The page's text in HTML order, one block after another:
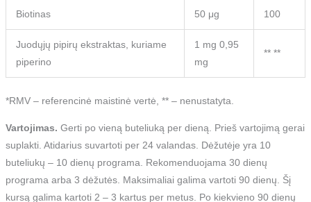
Biotinas 50 μg 100
Juodųjų pipirų ekstraktas, kuriame
piperino
1 mg 0,95
mg
** **
*RMV – referencinė maistinė vertė, ** – nenustatyta.
Vartojimas. Gerti po vieną buteliuką per dieną. Prieš vartojimą gerai
suplakti. Atidarius suvartoti per 24 valandas. Dėžutėje yra 10
buteliukų – 10 dienų programa. Rekomenduojama 30 dienų
programa arba 3 dėžutės. Maksimaliai galima vartoti 90 dienų. Šį
kursą galima kartoti 2 – 3 kartus per metus. Po kiekvieno 90 dienų